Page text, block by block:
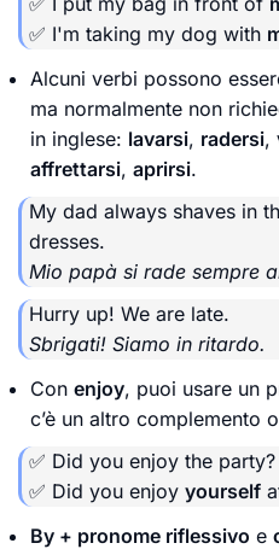
✅ I'm taking my dog with
Alcuni verbi possono
ma normalmente non
in inglese: lavarsi, radersi,
affrettarsi, aprirsi.
My dad always shaves in
dresses.
Mio papà si rade sempre
Hurry up! We are late.
Sbrigati! Siamo in ritardo.
Con enjoy, puoi usare un
c’è un altro complemento
✅ Did you enjoy the party?
✅ Did you enjoy yourself
By + pronome riflessivo e